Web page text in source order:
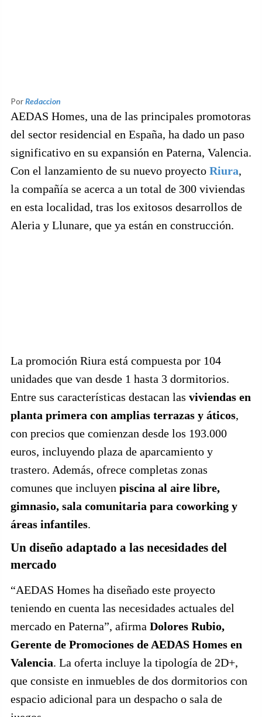
PorRedaccion
AEDAS Homes, una de las principales promotoras
del sector residencial en España, ha dado un paso
significativo en su expansión en Paterna, Valencia.
Con el lanzamiento de su nuevo proyecto Riura,
la compañía se acerca a un total de 300 viviendas
en esta localidad, tras los exitosos desarrollos de
Aleria y Llunare, que ya están en construcción.
La promoción Riura está compuesta por 104
unidades que van desde 1 hasta 3 dormitorios.
Entre sus características destacan las viviendas en
planta primera con amplias terrazas y áticos,
con precios que comienzan desde los 193.000
euros, incluyendo plaza de aparcamiento y
trastero. Además, ofrece completas zonas
comunes que incluyen piscina al aire libre,
gimnasio, sala comunitaria para coworking y
áreas infantiles.
Un diseño adaptado a las necesidades del
mercado
“AEDAS Homes ha diseñado este proyecto
teniendo en cuenta las necesidades actuales del
mercado en Paterna”, afirma Dolores Rubio,
Gerente de Promociones de AEDAS Homes en
Valencia. La oferta incluye la tipología de 2D+,
que consiste en inmuebles de dos dormitorios con
espacio adicional para un despacho o sala de